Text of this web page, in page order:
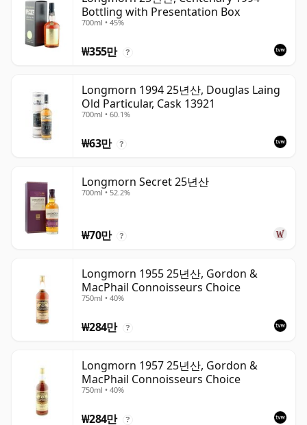
Bottling with Presentation Box
700ml • 45%
₩355만 ?
Longmorn 1994 25년산, Douglas Laing
Old Particular, Cask 13921
700ml • 60.1%
₩63만 ?
Longmorn Secret 25년산
700ml • 52.2%
₩70만 ?
Longmorn 1955 25년산, Gordon &
MacPhail Connoisseurs Choice
750ml • 40%
₩284만 ?
Longmorn 1957 25년산, Gordon &
MacPhail Connoisseurs Choice
750ml • 40%
₩284만 ?